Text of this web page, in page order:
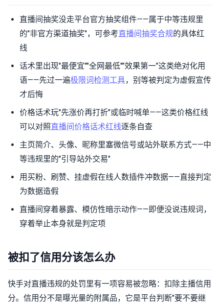
直播间抽奖没走平台官方抽奖组件——属于中等违规里
的"非官方渠道抽奖"，可参考直播间抽奖合规的具体红
线
话术里出现"最便宜""全网最低""效果第一"这类绝对化用
语——先过一遍极限词检测工具，别等被判定为虚假宣传
才后悔
价格话术玩"先涨价再打折"或临时喊单——这类价格红线
可以对照直播间价格话术红线逐条自查
主页简介、头像、昵称里塞微信号或站外联系方式——中
等违规里的"引导站外交易"
用买粉、刷赞、挂虚假在线人数插件冲数据——直接判定
为数据造假
直播间穿着暴露、模仿性暗示动作——即便没说违规词，
穿着举止本身就是判定项
被扣了信用分该怎么办
快手对直播违规的处罚里有一项容易被忽略：扣除主播信用
分。信用分不是曝光量的附属品，它是平台判断"要不要继